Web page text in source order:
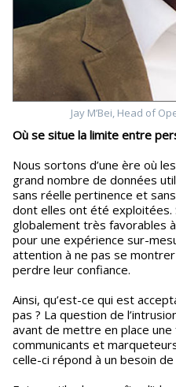
Jay M’Bei, Head of
Où se situe la limite entre
Nous sortons d’une ère où
grand nombre de données
sans réelle pertinence et
dont elles ont été exploitées.
globalement très favorables
pour une expérience sur-
attention à ne pas se
perdre leur confiance.
Ainsi, qu’est-ce qui est
pas ? La question de
avant de mettre en place
communicants et
celle-ci répond à un besoin de